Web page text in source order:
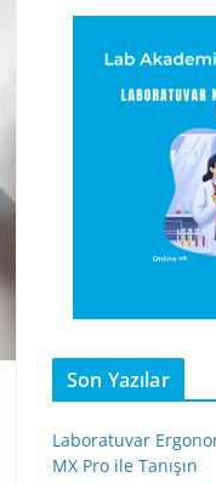
Son Yazılar
Laboratuvar
MX Pro ile Tanışın